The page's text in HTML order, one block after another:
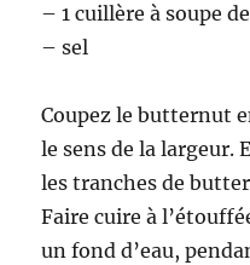
– 1 cuillère à soupe
– sel
Coupez le butternut
le sens de la largeur.
les tranches de
Faire cuire à
un fond d’eau,